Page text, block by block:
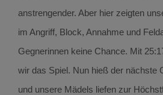
anstrengender. Aber hier zeigten
im Angriff, Block, Annahme und
Gegnerinnen keine Chance. Mit
wir das Spiel. Nun hieß der nächste
und unsere Mädels liefen zur